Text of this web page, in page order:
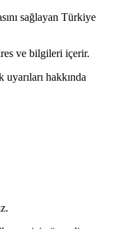
sağlayan Türkiye
ve bilgileri içerir.
hakkında